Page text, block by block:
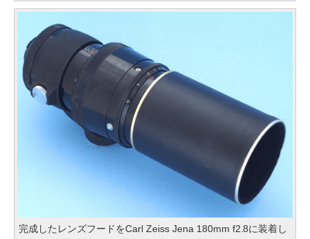
完成したレンズフードをCarl Zeiss Jena 180mm f2.8に装着し